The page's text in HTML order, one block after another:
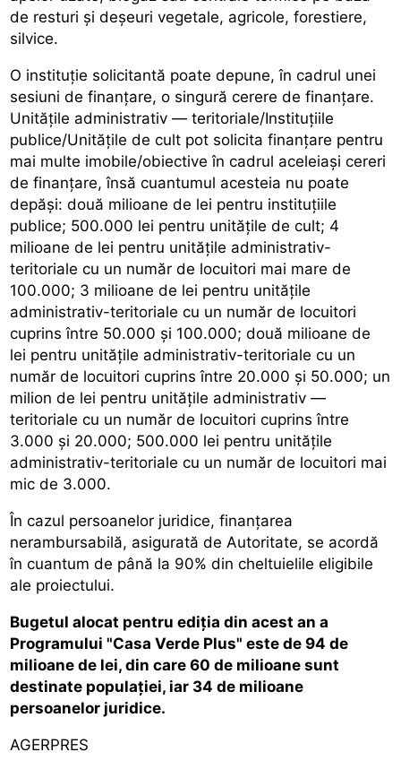
de resturi și deșeuri vegetale, agricole, forestiere,
silvice.
O instituție solicitantă poate depune, în cadrul unei
sesiuni de finanțare, o singură cerere de finanțare.
Unitățile administrativ — teritoriale/Instituțiile
publice/Unitățile de cult pot solicita finanțare pentru
mai multe imobile/obiective în cadrul aceleiași cereri
de finanțare, însă cuantumul acesteia nu poate
depăși: două milioane de lei pentru instituțiile
publice; 500.000 lei pentru unitățile de cult; 4
milioane de lei pentru unitățile administrativ-
teritoriale cu un număr de locuitori mai mare de
100.000; 3 milioane de lei pentru unitățile
administrativ-teritoriale cu un număr de locuitori
cuprins între 50.000 și 100.000; două milioane de
lei pentru unitățile administrativ-teritoriale cu un
număr de locuitori cuprins între 20.000 și 50.000; un
milion de lei pentru unitățile administrativ —
teritoriale cu un număr de locuitori cuprins între
3.000 și 20.000; 500.000 lei pentru unitățile
administrativ-teritoriale cu un număr de locuitori mai
mic de 3.000.
În cazul persoanelor juridice, finanțarea
nerambursabilă, asigurată de Autoritate, se acordă
în cuantum de până la 90% din cheltuielile eligibile
ale proiectului.
Bugetul alocat pentru ediția din acest an a
Programului "Casa Verde Plus" este de 94 de
milioane de lei, din care 60 de milioane sunt
destinate populației, iar 34 de milioane
persoanelor juridice.
AGERPRES